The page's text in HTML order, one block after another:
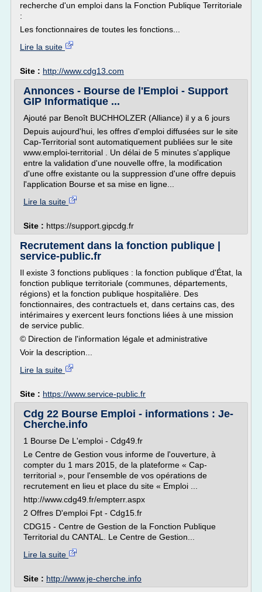
recherche d'un emploi dans la Fonction Publique Territoriale
:
Les fonctionnaires de toutes les fonctions...
Lire la suite
Site : http://www.cdg13.com
Annonces - Bourse de l'Emploi - Support
GIP Informatique ...
Ajouté par Benoît BUCHHOLZER (Alliance) il y a 6 jours
Depuis aujourd'hui, les offres d'emploi diffusées sur le site
Cap-Territorial sont automatiquement publiées sur le site
www.emploi-territorial . Un délai de 5 minutes s'applique
entre la validation d'une nouvelle offre, la modification
d'une offre existante ou la suppression d'une offre depuis
l'application Bourse et sa mise en ligne...
Lire la suite
Site : https://support.gipcdg.fr
Recrutement dans la fonction publique |
service-public.fr
Il existe 3 fonctions publiques : la fonction publique d'État, la
fonction publique territoriale (communes, départements,
régions) et la fonction publique hospitalière. Des
fonctionnaires, des contractuels et, dans certains cas, des
intérimaires y exercent leurs fonctions liées à une mission
de service public.
© Direction de l'information légale et administrative
Voir la description...
Lire la suite
Site : https://www.service-public.fr
Cdg 22 Bourse Emploi - informations : Je-
Cherche.info
1 Bourse De L'emploi - Cdg49.fr
Le Centre de Gestion vous informe de l'ouverture, à
compter du 1 mars 2015, de la plateforme « Cap-
territorial », pour l'ensemble de vos opérations de
recrutement en lieu et place du site « Emploi ...
http://www.cdg49.fr/empterr.aspx
2 Offres D'emploi Fpt - Cdg15.fr
CDG15 - Centre de Gestion de la Fonction Publique
Territorial du CANTAL. Le Centre de Gestion...
Lire la suite
Site : http://www.je-cherche.info